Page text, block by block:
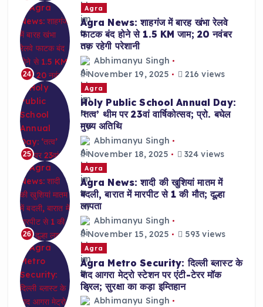
24
Agra
Agra News: शाहगंज में बारह खंभा रेलवे
फाटक बंद होने से 1.5 KM जाम; 20 नवंबर
तक रहेगी परेशानी
Abhimanyu Singh
November 19, 2025
216 views
25
Agra
Holy Public School Annual Day:
‘तत्व’ थीम पर 23वां वार्षिकोत्सव; प्रो. बघेल
मुख्य अतिथि
Abhimanyu Singh
November 18, 2025
324 views
26
Agra
Agra News: शादी की खुशियां मातम में
बदली, बारात में मारपीट से 1 की मौत; दूल्हा
लापता
Abhimanyu Singh
November 15, 2025
593 views
Agra
Agra Metro Security: दिल्ली ब्लास्ट के
बाद आगरा मेट्रो स्टेशन पर एंटी-टेरर मॉक
ड्रिल; सुरक्षा का कड़ा इम्तिहान
Abhimanyu Singh